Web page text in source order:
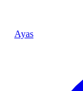
Ayas